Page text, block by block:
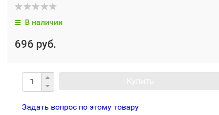
В наличии
696 руб.
Задать вопрос по этому товару